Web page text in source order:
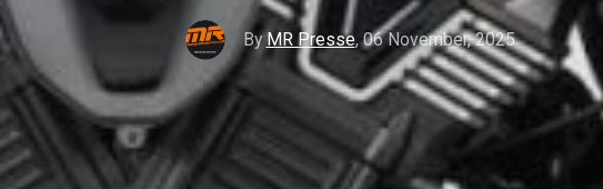
ByMR Presse,06 November, 2025